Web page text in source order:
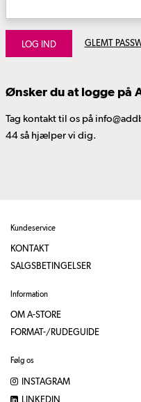
LOG IND GLEMT
Ønsker du at logge på
Tag kontakt til os på
44 så hjælper vi dig.
Kundeservice
KONTAKT
SALGSBETINGELSER
Information
OM A-STORE
FORMAT-/RUDEGUIDE
Følg os
INSTAGRAM